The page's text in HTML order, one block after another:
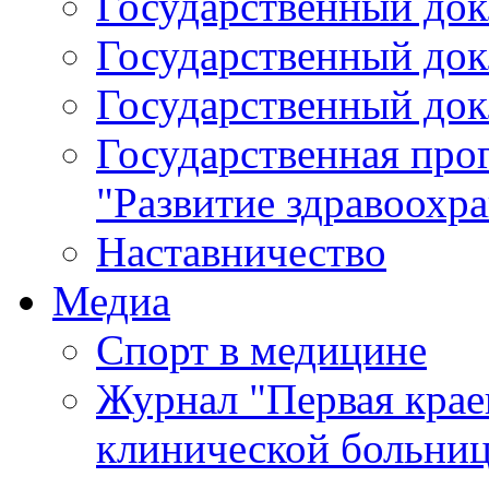
Государственный
Государственный
Государственная
"Развитие
Наставничество
Медиа
Спорт в медицине
Журнал "Первая
клинической